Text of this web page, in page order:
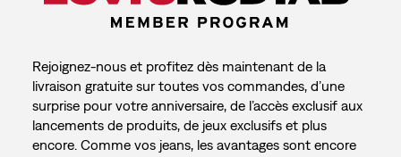
Rejoignez-nous et profitez dès maintenant de la
livraison gratuite sur toutes vos commandes, d’une
surprise pour votre anniversaire, de l’accès exclusif aux
lancements de produits, de jeux exclusifs et plus
encore. Comme vos jeans, les avantages sont encore